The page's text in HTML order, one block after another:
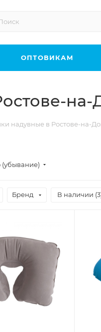
ОПТОВИКАМ
на-
надувные в Ростове-на-
Бренд В наличии (3